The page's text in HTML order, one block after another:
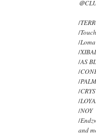
＠
/
/
/
/
/AS
/
/PALM
/
/
/NOY
/
and